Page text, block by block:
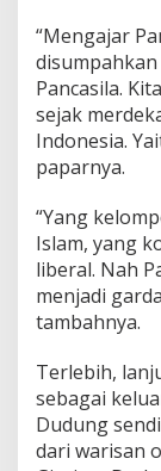
“Mengajar
Pancasila.
sejak
Indonesia.
paparnya.
“Yang
Islam, yang
liberal. Nah
menjadi
tambahnya.
Terlebih,
sebagai
Dudung
dari warisan